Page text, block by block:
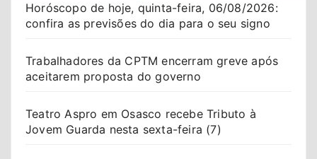
Horóscopo de hoje, quinta-feira, 06/08/2026:
confira as previsões do dia para o seu signo
Trabalhadores da CPTM encerram greve após
aceitarem proposta do governo
Teatro Aspro em Osasco recebe Tributo à
Jovem Guarda nesta sexta-feira (7)